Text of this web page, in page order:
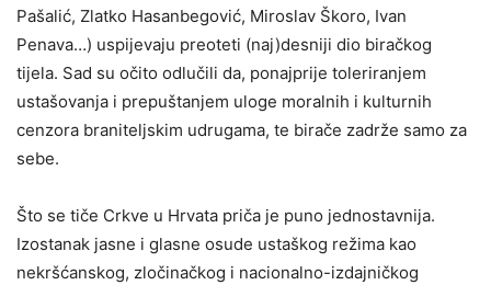
Pašalić, Zlatko Hasanbegović, Miroslav Škoro, Ivan
Penava…) uspijevaju preoteti (naj)desniji dio biračkog
tijela. Sad su očito odlučili da, ponajprije toleriranjem
ustašovanja i prepuštanjem uloge moralnih i kulturnih
cenzora braniteljskim udrugama, te birače zadrže samo za
sebe.
Što se tiče Crkve u Hrvata priča je puno jednostavnija.
Izostanak jasne i glasne osude ustaškog režima kao
nekršćanskog, zločinačkog i nacionalno-izdajničkog